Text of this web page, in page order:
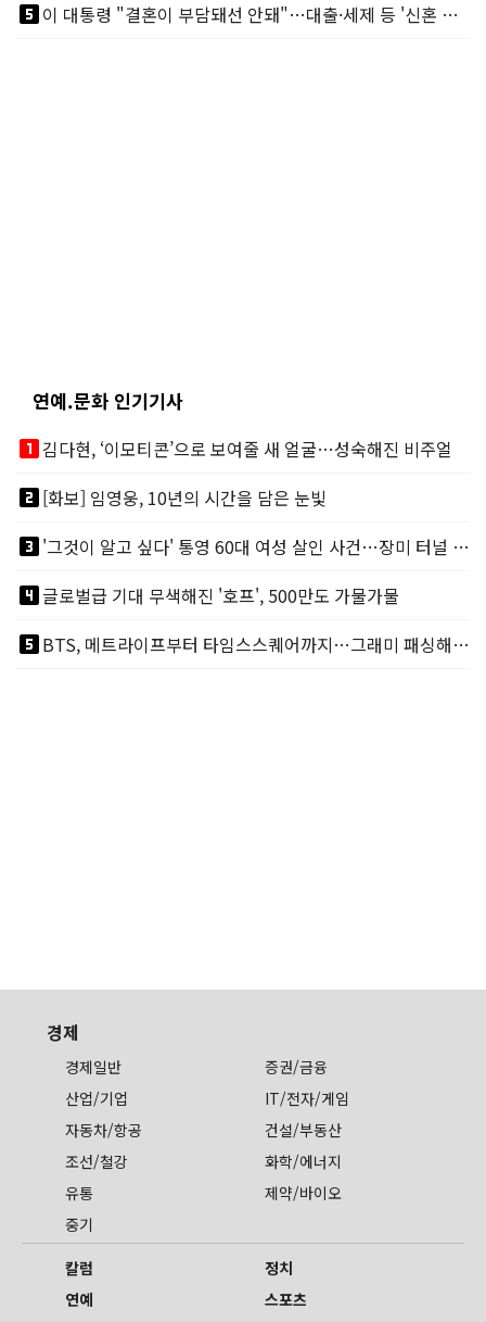
looks_5
이 대통령 "결혼이 부담돼선 안돼"…대출·세제 등 '신혼 걸림돌' 제거
연예.문화 인기기사
looks_one김다현, ‘이모티콘’으로 보여줄 새 얼굴…성숙해진 비주얼
looks_two[화보] 임영웅, 10년의 시간을 담은 눈빛
looks_3
'그것이 알고 싶다' 통영 60대 여성 살인 사건…장미 터널 아래 킬러, 누구냐 넌?
looks_4글로벌급 기대 무색해진 '호프', 500만도 가물가물
looks_5
BTS, 메트라이프부터 타임스스퀘어까지…그래미 패싱해도 미 대륙 꿀꺽
경제
경제일반
증권/금융
산업/기업
IT/전자/게임
자동차/항공
건설/부동산
조선/철강
화학/에너지
유통
제약/바이오
중기
칼럼
정치
연예
스포츠